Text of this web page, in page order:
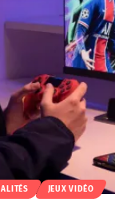
JEUX VIDÉO